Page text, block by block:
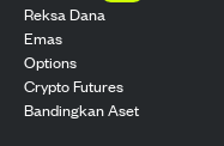
Reksa Dana
Emas
Options
Crypto Futures
Bandingkan Aset